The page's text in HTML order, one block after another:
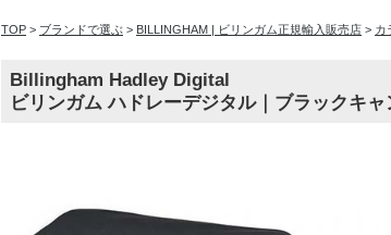
TOP > ブランドで選ぶ > BILLINGHAM | ビリンガム正規輸入販売店 > カ
Billingham Hadley Digital
ビリンガム ハドレーデジタル｜ブラックキ